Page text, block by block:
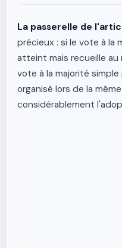
La passerelle de
précieux : si le vote à la
atteint mais recueille au
vote à la majorité
organisé lors de la
considérablement